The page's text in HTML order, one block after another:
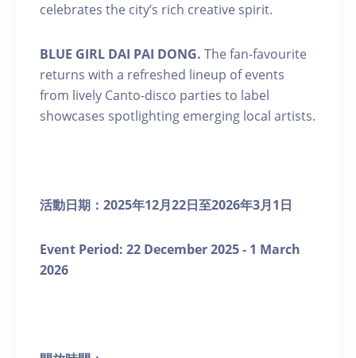
celebrates the city’s rich creative spirit.
BLUE GIRL DAI PAI DONG. The fan-favourite
returns with a refreshed lineup of events
from lively Canto-disco parties to label
showcases spotlighting emerging local artists.
活動日期： 2025年12月22日至2026年3月1日
Event Period: 22 December 2025 - 1 March
2026